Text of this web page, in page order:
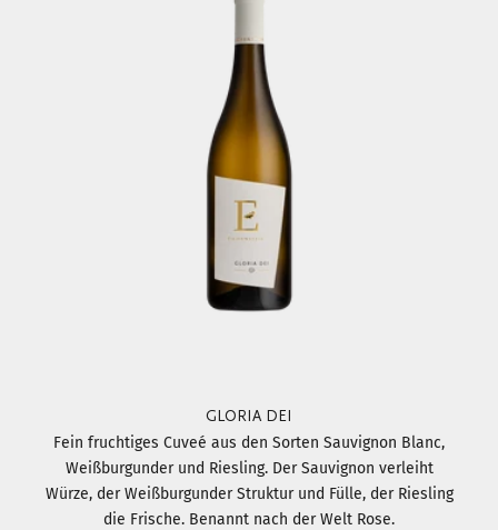
GLORIA DEI
Fein fruchtiges Cuveé aus den Sorten Sauvignon Blanc,
Weißburgunder und Riesling. Der Sauvignon verleiht
Würze, der Weißburgunder Struktur und Fülle, der Riesling
die Frische. Benannt nach der Welt Rose.